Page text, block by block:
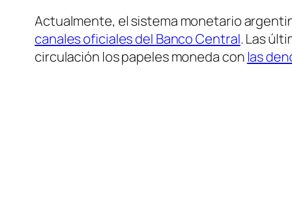
Actualmente, el sistema monetario
canales oficiales del Banco Central. Las
circulación los papeles moneda con las